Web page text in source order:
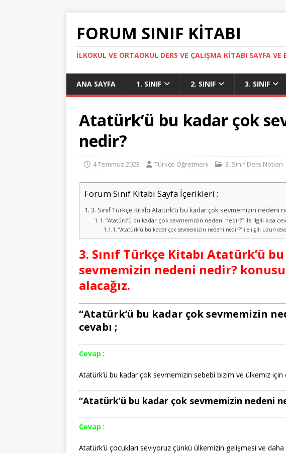
FORUM SINIF KITABI
İLKOKUL VE ORTAOKUL DERS VE ÇALIŞMA KITABI SAYFA
ANA SAYFA 1. SINIF 2. SINIF 3. SINIF
Atatürk’ü bu kadar çok
nedir?
4 Temmuz 2023 Türkçe Öğretmeni 3. Sınıf Ders Notları
Forum Sınıf Kitabı Sayfa İçerikleri ;
3. Sınıf Türkçe Kitabı Atatürk’ü bu kadar çok sevmemizin nedeni
“Atatürk’ü bu kadar çok sevmemizin nedeni nedir?” ile ilgili kısa
“Atatürk’ü bu kadar çok sevmemizin nedeni nedir?” ile ilgili uzun
3. Sınıf Türkçe Kitabı Atatürk’ü
sevmemizin nedeni nedir?
alacağız.
“Atatürk’ü bu kadar çok sevmemizin
cevabı ;
Cevap :
Atatürk’ü bu kadar çok sevmemizin sebebi bizim ve ülkemiz
“Atatürk’ü bu kadar çok sevmemizin nedeni
Cevap :
Atatürk’ü çocukları seviyoruz çünkü ülkemizin gelişmesi ve